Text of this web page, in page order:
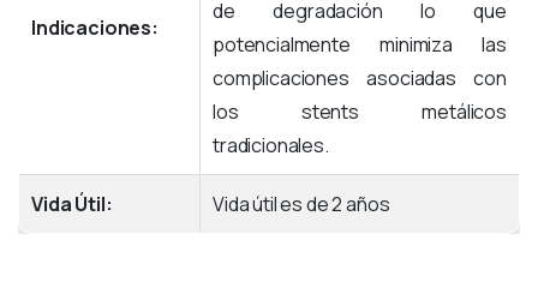
Indicaciones:
de degradación lo que
potencialmente minimiza las
complicaciones asociadas con
los stents metálicos
tradicionales.
Vida Útil: Vida útil es de 2años